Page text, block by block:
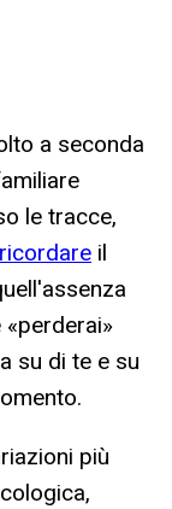
a seconda
le tracce,
ricordare il
su di te e su
più